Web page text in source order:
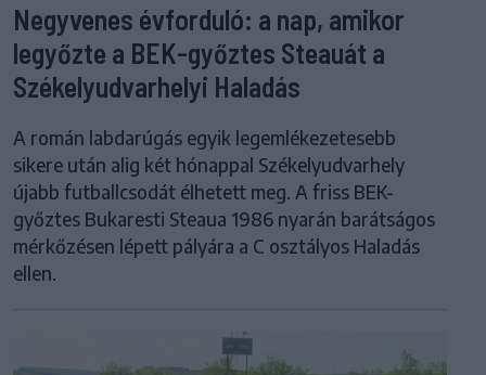
Negyvenes évforduló: a nap, amikor
legyőzte a BEK-győztes Steauát a
Székelyudvarhelyi Haladás
A román labdarúgás egyik legemlékezetesebb
sikere után alig két hónappal Székelyudvarhely
újabb futballcsodát élhetett meg. A friss BEK-
győztes Bukaresti Steaua 1986 nyarán barátságos
mérkőzésen lépett pályára a C osztályos Haladás
ellen.